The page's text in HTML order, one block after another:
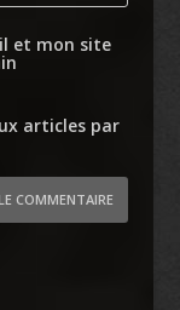
et mon site
articles par
COMMENTAIRE